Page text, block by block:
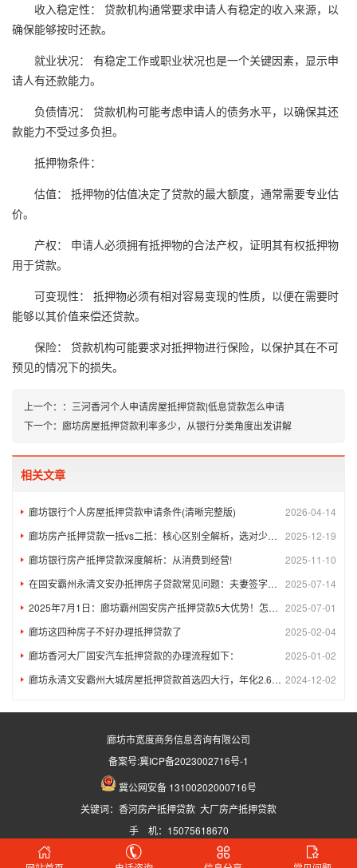
收入稳定性： 贷款机构通常要求申请人有稳定的收入来源，以
确保能够按时还款。
就业状况： 有稳定工作或职业状况也是一个关键因素，显示申
请人有还款能力。
负债情况： 贷款机构可能考虑申请人的债务水平，以确保其还
款能力不受过多负担。
抵押物条件：
估值： 抵押物的估值决定了贷款的最大额度，通常需要专业估
价。
产权： 申请人必须拥有抵押物的合法产权，证明其有权抵押物
用于贷款。
可变现性： 抵押物必须有相对容易变现的性质，以便在需要时
能够以其价值来偿还贷款。
保险： 贷款机构可能要求对抵押物进行保险，以保护其在不可
预见的情况下的损失。
上一个： ： 三河香河个人申请房屋抵押贷款|低息贷款怎么申请
下一个： 廊坊房屋抵押贷款利率多少，从银行分类角度出发讲解
相关文章
2026-04-14
廊坊银行个人房屋抵押贷款申请条件(清晰完整版)
2025-12-19
廊坊房产抵押贷款一抵vs二抵：核心区别全解析，选对少花冤枉钱
2025-11-10
廊坊银行房产抵押贷款深度解析：从消费到经营!
2025-07-14
在固安霸州永清文安办抵押房子贷款常见问题：夫妻签字、征信审核及与房贷的区别
2025-07-01
2025年7月1日：廊坊霸州固安房产抵押贷款5大优势！怎么选银行？
2025-02-04
廊坊这四种房子不好办理抵押贷款了
2025-01-02
廊坊香河大厂固安汽车抵押贷款的办理流程如下：
2024-12-02
廊坊永清文安霸州大城房屋抵押贷款首选四大行，年化2.6%，先息后本！
廊坊市宽度商务信息咨询有限公司
备案号:冀ICP备2023002716号-1
冀公网安备 13100202000716号
关键词： 香河房产抵押贷款 大厂房产抵押贷款
手 机：15075618670